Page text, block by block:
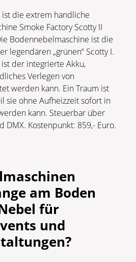
die extrem handliche
Smoke Factory Scotty II
Bodennebelmaschine ist die
legendären „grünen“ Scotty I.
der integrierte Akku,
Verlegen von
werden kann. Ein Traum ist
sie ohne Aufheizzeit sofort in
kann. Steuerbar über
DMX. Kostenpunkt: 859,- Euro.
am Boden
für
und